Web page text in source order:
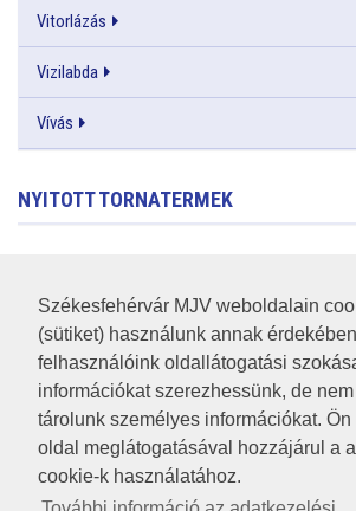
Székesfehérvár MJV weboldalain
(sütiket) használunk annak
felhasználóink oldallátogatási
információkat szerezhessünk, de nem
tárolunk személyes információkat. Ön
oldal meglátogatásával hozzájárul a a
cookie-k használatához.
Vitorlázás
Vizilabda
Vívás
NYITOTT TORNATERMEK
RSS
A HONLAP 2017.03.31-I ÁLLAPOTA
JOGI NYILATKOZAT
IMPRESSZUM